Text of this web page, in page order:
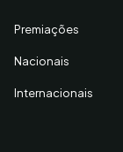
Premiações
Nacionais
Internacionais